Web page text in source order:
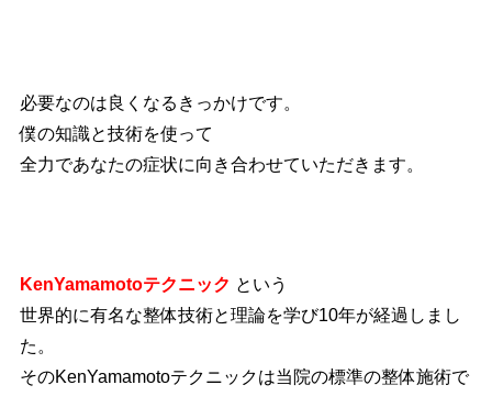
必要なのは良くなるきっかけです。
僕の知識と技術を使って
全力であなたの症状に向き合わせていただきます。
KenYamamotoテクニック という
世界的に有名な整体技術と理論を学び10年が経過しまし
た。
そのKenYamamotoテクニックは当院の標準の整体施術で